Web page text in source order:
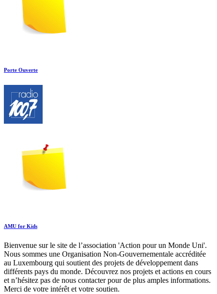
Porte Ouverte
AMU for Kids
Bienvenue sur le site de l’association 'Action pour un Monde Uni'.
Nous sommes une Organisation Non-Gouvernementale accréditée
au Luxembourg qui soutient des projets de développement dans
différents pays du monde. Découvrez nos projets et actions en cours
et n’hésitez pas de nous contacter pour de plus amples informations.
Merci de votre intérêt et votre soutien.